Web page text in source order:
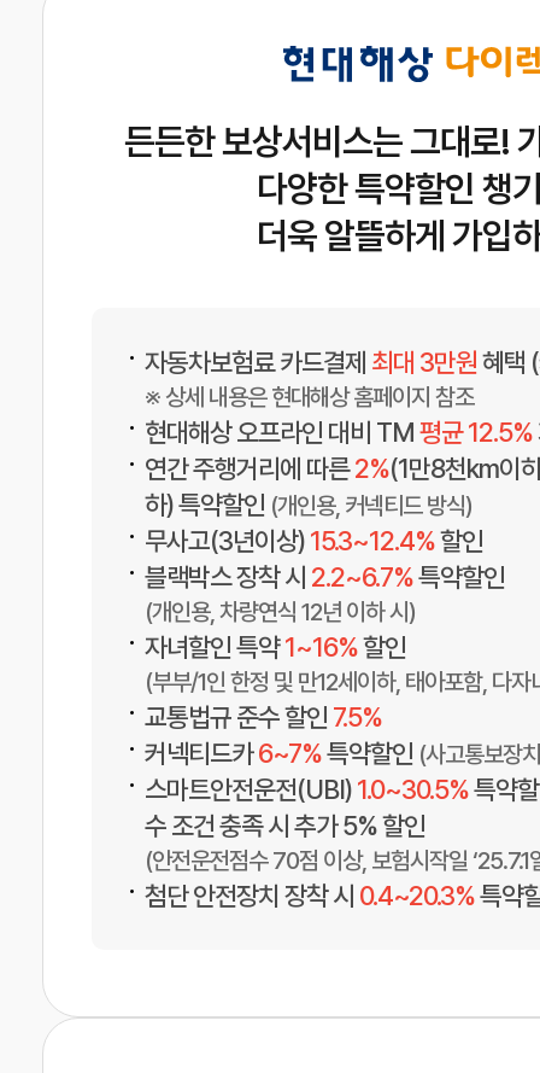
든든한 보상서비스는 그대로!
다양한 특약할인 챙
더욱 알뜰하게 가입
• 자동차보험료 카드결제 최대 3만원혜택
※ 상세 내용은 현대해상 홈페이지 참조
• 현대해상 오프라인 대비 TM평균 12.5%
• 연간 주행거리에 따른2%(1만8천km이
하) 특약할인 (개인용, 커넥티드 방식)
• 무사고(3년이상)15.3~12.4%할인
• 블랙박스 장착 시 2.2~6.7%특약할인
(개인용, 차량연식 12년 이하 시)
• 자녀할인 특약1~16%할인
(부부/1인 한정 및 만12세이하, 태아포함, 다자
• 교통법규 준수 할인 7.5%
• 커넥티드카6~7%특약할인 (사고통보장
• 스마트안전운전(UBI)1.0~30.5%특약
수 조건 충족 시 추가 5% 할인
(안전운전점수 70점 이상, 보험시작일 ‘25.7.1
• 첨단 안전장치 장착 시 0.4~20.3%특약